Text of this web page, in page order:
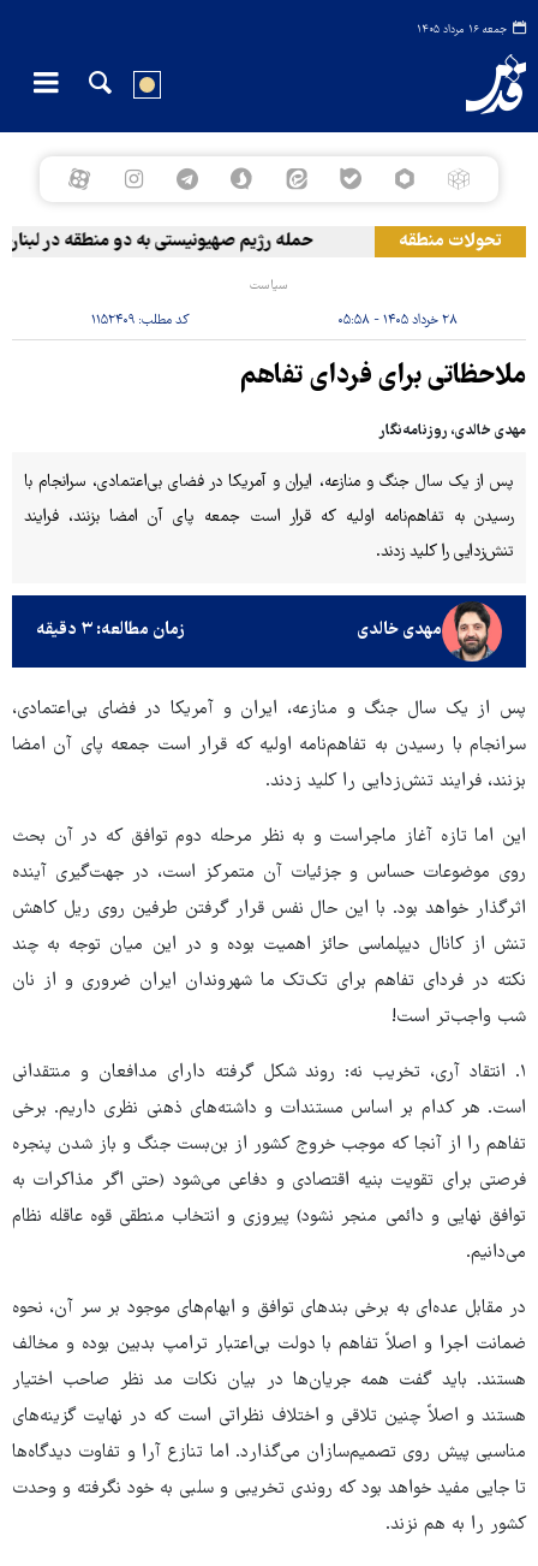
جمعه ۱۶ مرداد ۱۴۰۵
تحولات منطقه حمله رژیم صهیونیستی به دو منطقه در لبنان
سیاست
۲۸ خرداد ۱۴۰۵ - ۰۵:۵۸ کد مطلب: ۱۱۵۲۴۰۹
ملاحظاتی برای فردای تفاهم
مهدی خالدی، روزنامه‌نگار
پس از یک سال جنگ و منازعه، ایران و آمریکا در فضای بی‌اعتمادی، سرانجام با
رسیدن به تفاهم‌نامه اولیه‌ که قرار است جمعه پای آن امضا بزنند، فرایند
تنش‌زدایی را کلید زدند.
مهدی خالدی زمان مطالعه: ۳ دقیقه
پس از یک سال جنگ و منازعه، ایران و آمریکا در فضای بی‌اعتمادی،
سرانجام با رسیدن به تفاهم‌نامه اولیه‌ که قرار است جمعه پای آن امضا
بزنند، فرایند تنش‌زدایی را کلید زدند.
این اما تازه آغاز ماجراست و به نظر مرحله دوم توافق که در آن بحث
روی موضوعات حساس و جزئیات آن متمرکز است، در جهت‌گیری آینده
اثرگذار خواهد بود. با این حال نفس قرار گرفتن طرفین روی ریل کاهش
تنش از کانال دیپلماسی حائز اهمیت بوده و در این میان توجه به چند
نکته در فردای تفاهم برای تک‌تک ما شهروندان ایران ضروری و از نان
شب واجب‌تر است!
۱. انتقاد آری، تخریب نه: روند شکل گرفته دارای مدافعان و منتقدانی
است. هر کدام بر اساس مستندات و داشته‌های ذهنی نظری داریم. برخی
تفاهم را از آنجا که موجب خروج کشور از بن‌بست جنگ و باز شدن پنجره
فرصتی برای تقویت بنیه اقتصادی و دفاعی می‌شود (حتی اگر مذاکرات به
توافق نهایی و دائمی منجر نشود) پیروزی و انتخاب منطقی قوه عاقله نظام
می‌دانیم.
در مقابل عده‌ای به برخی بندهای توافق و ابهام‌های موجود بر سر آن، نحوه
ضمانت اجرا و اصلاً تفاهم با دولت بی‌اعتبار ترامپ بدبین بوده و مخالف
هستند. باید گفت همه جریان‌ها در بیان نکات مد نظر صاحب اختیار
هستند و اصلاً چنین تلاقی و اختلاف نظراتی است که در نهایت گزینه‌های
مناسبی پیش روی تصمیم‌سازان می‌گذارد. اما تنازع آرا و تفاوت دیدگاه‌ها
تا جایی مفید خواهد بود که روندی تخریبی و سلبی به خود نگرفته و وحدت
کشور را به هم نزند.